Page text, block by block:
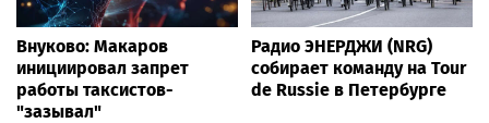
Внуково: Макаров
инициировал запрет
работы таксистов-
"зазывал"
Радио ЭНЕРДЖИ (NRG)
собирает команду на Tour
de Russie в Петербурге